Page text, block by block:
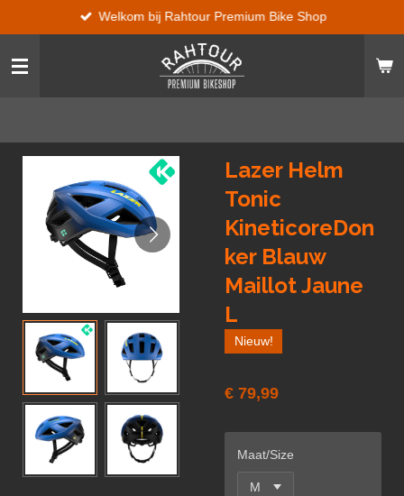
direct
naar
hoofdinhoud
Welkom bij Rahtour Premium Bike Shop
Lazer Helm
Tonic
KineticoreDon
ker Blauw
Maillot Jaune
L
Nieuw!
€ 79,99
Maat/Size